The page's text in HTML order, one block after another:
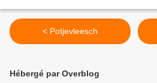
< Potjevleesch
Hébergé par Overblog